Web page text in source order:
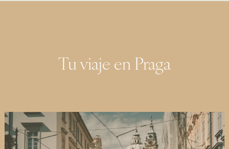
Tu viaje en Praga